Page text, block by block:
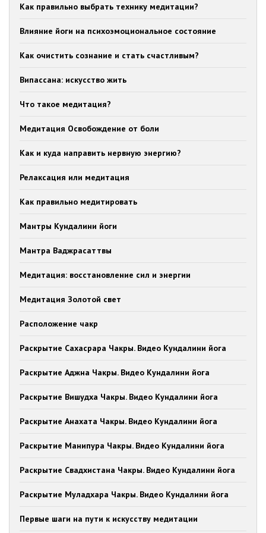
Как правильно выбрать технику медитации?
Влияние йоги на психоэмоциональное состояние
Как очистить сознание и стать счастливым?
Випассана: искусство жить
Что такое медитация?
Медитация Освобождение от боли
Как и куда направить нервную энергию?
Релаксация или медитация
Как правильно медитировать
Мантры Кундалини йоги
Мантра Ваджрасаттвы
Медитация: восстановление сил и энергии
Медитация Золотой свет
Расположение чакр
Раскрытие Сахасрара Чакры. Видео Кундалини йога
Раскрытие Аджна Чакры. Видео Кундалини йога
Раскрытие Вишудха Чакры. Видео Кундалини йога
Раскрытие Анахата Чакры. Видео Кундалини йога
Раскрытие Манипура Чакры. Видео Кундалини йога
Раскрытие Свадхистана Чакры. Видео Кундалини йога
Раскрытие Муладхара Чакры. Видео Кундалини йога
Первые шаги на пути к искусству медитации